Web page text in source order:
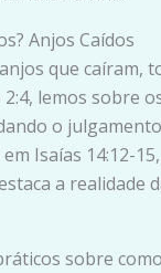
Anjos Caídos
que caíram,
lemos sobre
o
Isaías 14:12-
a realidade
sobre